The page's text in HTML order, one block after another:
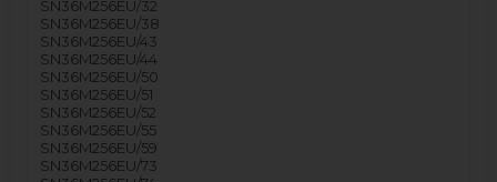
SN36M256EU/32
SN36M256EU/38
SN36M256EU/43
SN36M256EU/44
SN36M256EU/50
SN36M256EU/51
SN36M256EU/52
SN36M256EU/55
SN36M256EU/59
SN36M256EU/73